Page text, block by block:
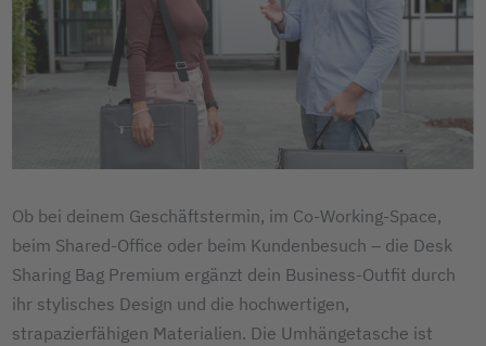
Ob bei deinem Geschäftstermin, im Co-Working-Space,
beim Shared-Office oder beim Kundenbesuch – die Desk
Sharing Bag Premium ergänzt dein Business-Outfit durch
ihr stylisches Design und die hochwertigen,
strapazierfähigen Materialien. Die Umhängetasche ist